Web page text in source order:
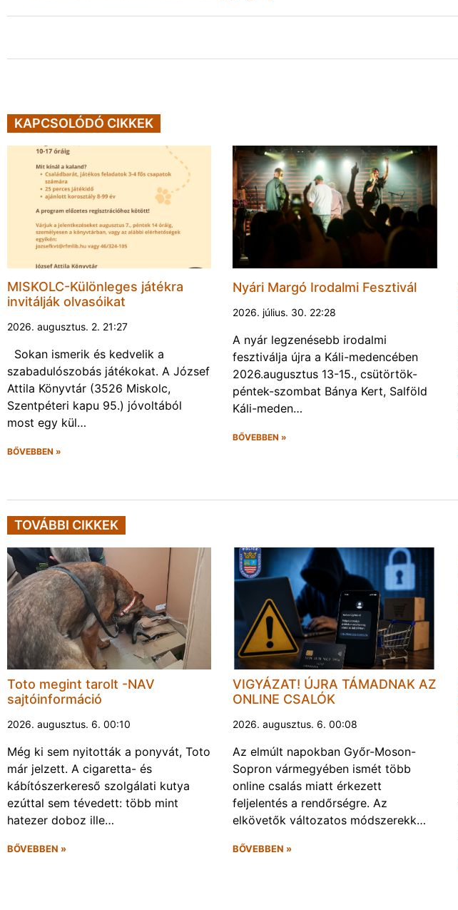
KAPCSOLÓDÓ CIKKEK
MISKOLC-Különleges játékra
invitálják olvasóikat
2026. augusztus. 2. 21:27
Sokan ismerik és kedvelik a
szabadulószobás játékokat. A József
Attila Könyvtár (3526 Miskolc,
Szentpéteri kapu 95.) jóvoltából
most egy kül…
BŐVEBBEN »
Nyári Margó Irodalmi Fesztivál
2026. július. 30. 22:28
A nyár legzenésebb irodalmi
fesztiválja újra a Káli-medencében
2026.augusztus 13-15., csütörtök-
péntek-szombat Bánya Kert, Salföld
Káli-meden…
BŐVEBBEN »
TOVÁBBI CIKKEK
Toto megint tarolt -NAV
sajtóinformáció
2026. augusztus. 6. 00:10
Még ki sem nyitották a ponyvát, Toto
már jelzett. A cigaretta- és
kábítószerkereső szolgálati kutya
ezúttal sem tévedett: több mint
hatezer doboz ille…
BŐVEBBEN »
VIGYÁZAT! ÚJRA TÁMADNAK AZ
ONLINE CSALÓK
2026. augusztus. 6. 00:08
Az elmúlt napokban Győr-Moson-
Sopron vármegyében ismét több
online csalás miatt érkezett
feljelentés a rendőrségre. Az
elkövetők változatos módszerekk…
BŐVEBBEN »